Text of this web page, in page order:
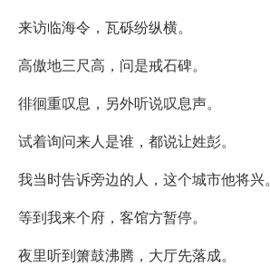
来访临海令，瓦砾纷纵横。
高傲地三尺高，问是戒石碑。
徘徊重叹息，另外听说叹息声。
试着询问来人是谁，都说让姓彭。
我当时告诉旁边的人，这个城市他将兴。
等到我来个府，客馆方暂停。
夜里听到箫鼓沸腾，大厅先落成。